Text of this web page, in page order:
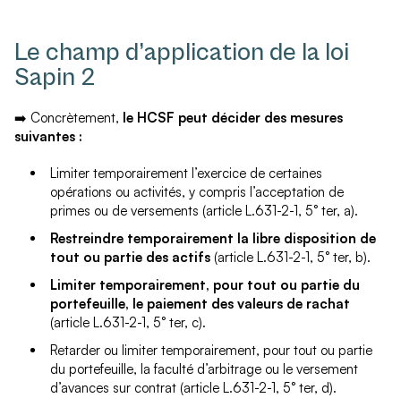
Le champ d’application de la loi
Sapin 2
➡️ Concrètement, le HCSF peut décider des mesures
suivantes :
Limiter temporairement l’exercice de certaines
opérations ou activités, y compris l’acceptation de
primes ou de versements (article L.631-2-1, 5° ter, a).
Restreindre temporairement la libre disposition de
tout ou partie des actifs (article L.631-2-1, 5° ter, b).
Limiter temporairement, pour tout ou partie du
portefeuille, le paiement des valeurs de rachat
(article L.631-2-1, 5° ter, c).
Retarder ou limiter temporairement, pour tout ou partie
du portefeuille, la faculté d’arbitrage ou le versement
d’avances sur contrat (article L.631-2-1, 5° ter, d).